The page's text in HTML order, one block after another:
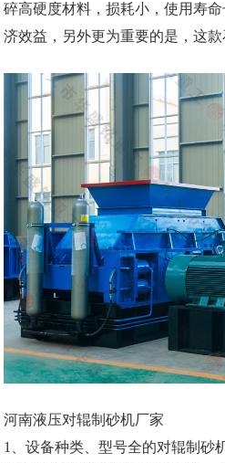
碎高硬度材料，损耗小，使用寿
济效益，另外更为重要的是，这
河南液压对辊制砂机厂家
1、设备种类、型号全的对辊制砂